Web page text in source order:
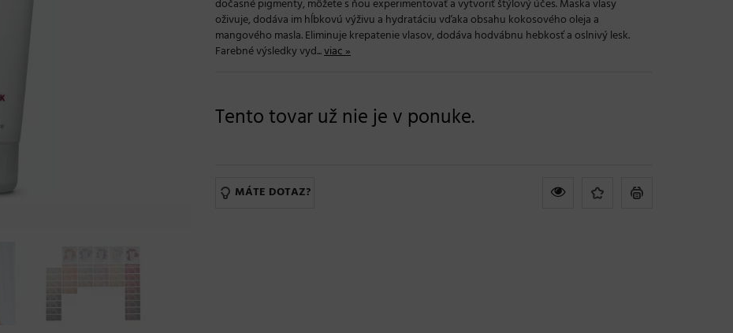
dočasné pigmenty, môžete s ňou experimentovať a vytvoriť štýlový účes. Maska vlasy
oživuje, dodáva im hĺbkovú výživu a hydratáciu vďaka obsahu kokosového oleja a
mangového masla. Eliminuje krepatenie vlasov, dodáva hodvábnu hebkosť a oslnivý lesk.
Farebné výsledky vyd...viac »
Tento tovar už nie je v ponuke.
MÁTE DOTAZ?